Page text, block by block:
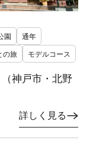
園
通年
の旅 モデルコース
神戸市・北野
詳しく見る